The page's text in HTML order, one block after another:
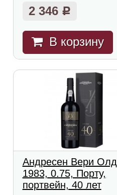
2 346 Р
В корзину
Андресен Вери Олд
1983, 0.75, Порту,
портвейн, 40 лет